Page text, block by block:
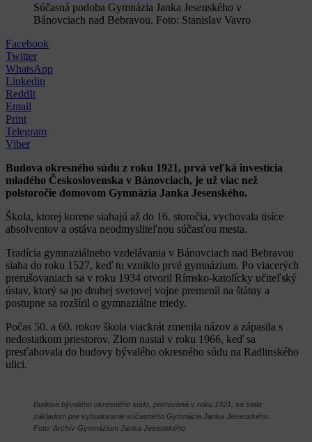
Súčasná podoba Gymnázia Janka Jesenského v
Bánovciach nad Bebravou. Foto: Stanislav Vavro
Facebook
Twitter
WhatsApp
Linkedin
ReddIt
Email
Print
Telegram
Viber
Budova okresného súdu z roku 1921, prvá veľká investícia
mladého Československa v Bánovciach, je už viac než
polstoročie domovom Gymnázia Janka Jesenského.
Škola, ktorej korene siahajú až do 16. storočia, vychovala tisíce
absolventov a ostáva neodmysliteľnou súčasťou mesta.
Tradícia gymnaziálneho vzdelávania v Bánovciach nad Bebravou
siaha do roku 1527, keď tu vzniklo prvé gymnázium. Po viacerých
prerušovaniach sa v roku 1934 otvoril Rímsko-katolícky učiteľský
ústav, ktorý sa po druhej svetovej vojne premenil na štátny a
postupne sa rozšíril o gymnaziálne triedy.
Počas 50. a 60. rokov škola viackrát zmenila názov a zápasila s
nedostatkom priestorov. Zlom nastal v roku 1966, keď sa
presťahovala do budovy bývalého okresného súdu na Radlinského
ulici.
Budova bývalého okresného súdu, postavená v roku 1921, sa stala
základom pre vybudovanie súčasného Gymnázia Janka Jesenského.
Foto: Archív Gymnázium Janka Jesenského